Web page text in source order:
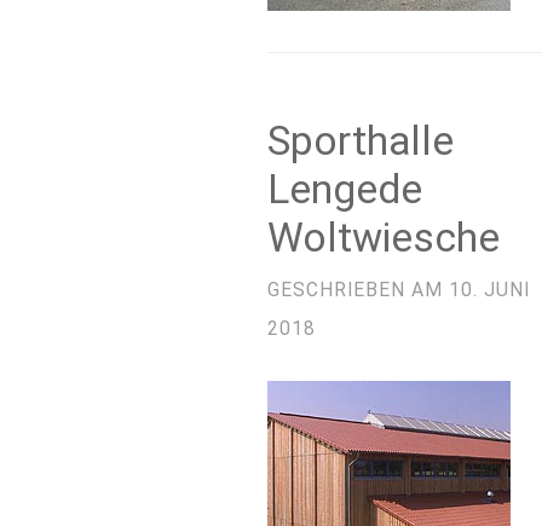
Sporthalle
Lengede
Woltwiesche
GESCHRIEBEN AM 10. JUNI
2018